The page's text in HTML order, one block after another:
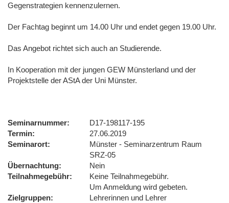
Gegenstrategien kennenzulernen.
Der Fachtag beginnt um 14.00 Uhr und endet gegen 19.00 Uhr.
Das Angebot richtet sich auch an Studierende.
In Kooperation mit der jungen GEW Münsterland und der
Projektstelle der AStA der Uni Münster.
Seminarnummer
D17-198117-195
Termin
27.06.2019
Seminarort
Münster - Seminarzentrum Raum
SRZ-05
Übernachtung
Nein
Teilnahmegebühr
Keine Teilnahmegebühr.
Um Anmeldung wird gebeten.
Zielgruppen
Lehrerinnen und Lehrer